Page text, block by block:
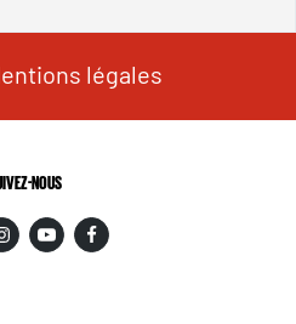
légales
NOUS